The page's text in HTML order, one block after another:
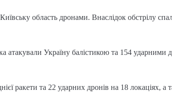
область дронами. Внаслідок обстрілу
атакували Україну балістикою та 154
ракети та 22 ударних дронів на 18 локаціях,